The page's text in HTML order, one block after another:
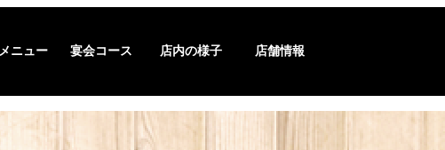
メニュー 宴会コース 店内の様子 店舗情報